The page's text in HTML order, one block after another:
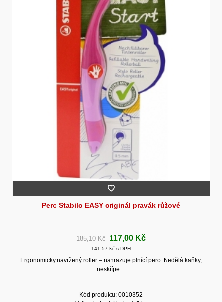
Pero Stabilo EASY originál pravák růžové
185,10 Kč 117,00 Kč
141,57 Kč s DPH
Ergonomicky navržený roller – nahrazuje plnící pero. Nedělá kaňky,
neskřípe....
Kód produktu: 0010352